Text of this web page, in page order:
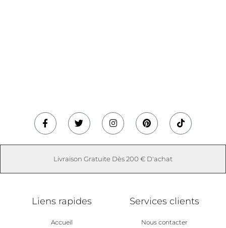
Facebook-
f
Twitter InstagramPinterestTiktok
Livraison Gratuite Dès 200 € D'achat
Liens rapides
Accueil
Services clients
Nous contacter